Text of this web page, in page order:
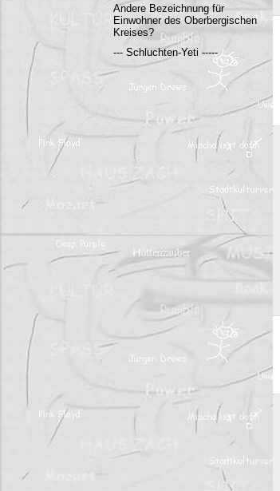
Andere Bezeichnung für
Einwohner des Oberbergischen
Kreises?
--- Schluchten-Yeti -----